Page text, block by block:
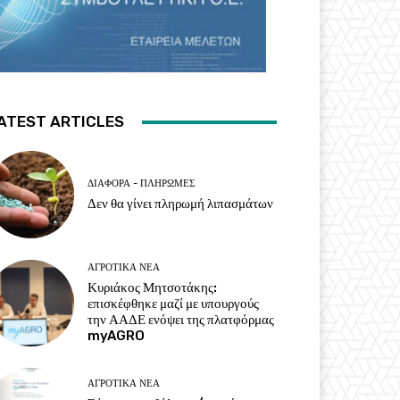
ARTICLES
ΔΙΆΦΟΡΑ - ΠΛΗΡΩΜΈΣ
Δεν θα γίνει πληρωμή λιπασμάτων
ΑΓΡΟΤΙΚΆ ΝΈΑ
Κυριάκος Μητσοτάκης:
επισκέφθηκε μαζί με υπουργούς
την ΑΑΔΕ ενόψει της πλατφόρμας
myAGRO
ΑΓΡΟΤΙΚΆ ΝΈΑ